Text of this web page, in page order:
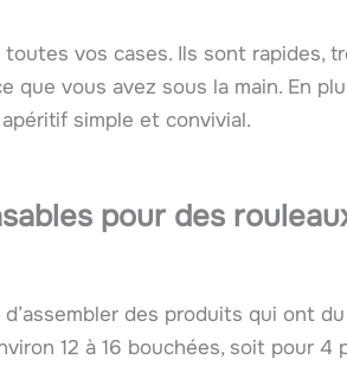
vos cases. Ils sont rapides,
que vous avez sous la main. En
simple et convivial.
pour des
d’assembler des produits qui ont
12 à 16 bouchées, soit pour 4